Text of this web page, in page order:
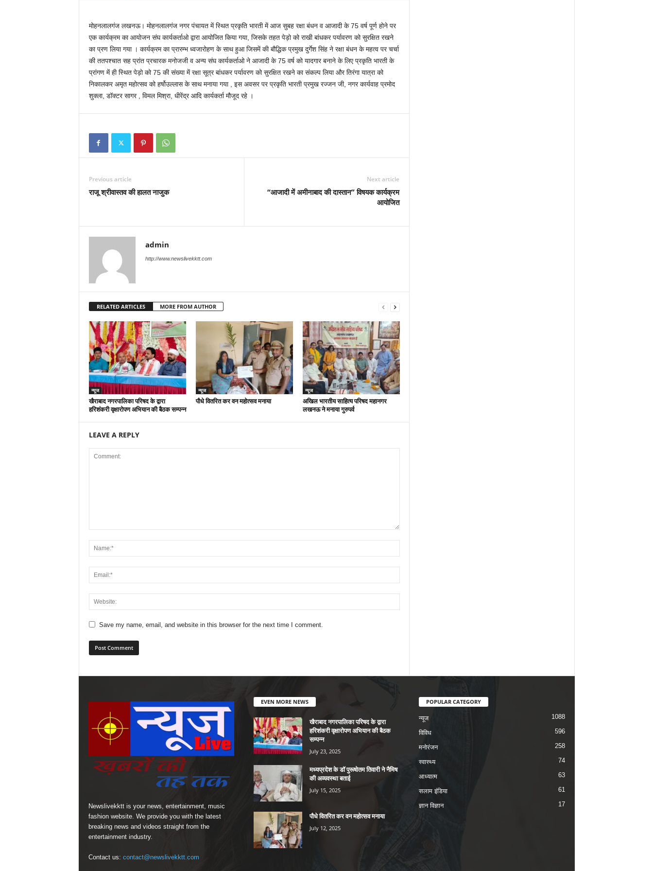
मोहनलालगंज लखनऊ। मोहनलालगंज नगर पंचायत में स्थित प्रकृति भारती में आज सुबह रक्षा बंधन व आजादी के 75 वर्ष पूर्ण होने पर
एक कार्यक्रम का आयोजन संघ कार्यकर्ताओ द्वारा आयोजित किया गया, जिसके तहत पेड़ो को राखी बांधकर पर्यावरण को सुरक्षित रखने
का प्रण लिया गया । कार्यक्रम का प्रारम्भ ध्वजारोहण के साथ हुआ जिसमें की बौद्धिक प्रमुख दुर्गेश सिंह ने रक्षा बंधन के महत्व पर चर्चा
की ततपश्चात सह प्रांत प्रचारक मनोजजी व अन्य संघ कार्यकर्ताओ ने आजादी के 75 वर्ष को यादगार बनाने के लिए प्रकृति भारती के
प्रांगण में ही स्थित पेड़ो को 75 की संख्या में रक्षा सूत्र बांधकर पर्यावरण को सुरक्षित रखने का संकल्प लिया और तिरंगा यात्रा को
निकालकर अमृत महोत्सव को हर्षोउल्लास के साथ मनाया गया , इस अवसर पर प्रकृति भारती प्रमुख रज्जन जी, नगर कार्यवाह प्रमोद
शुक्ला, डॉक्टर सागर , विमल मिश्रा, धीरेंद्र आदि कार्यकर्ता मौजूद रहे ।
Previous article
राजू श्रीवास्तव की हालत नाजुक
Next article
“आजादी में अमीनाबाद की दास्तान” विषयक कार्यक्रम
आयोजित
admin
http://www.newslivekktt.com
RELATED ARTICLES MORE FROM AUTHOR
न्यूज
खैराबाद नगरपालिका परिषद के द्वारा
हरिशंकरी वृक्षारोपण अभियान की बैठक सम्पन्न
न्यूज
पौधे वितरित कर वन महोत्सव मनाया
न्यूज
अखिल भारतीय साहित्य परिषद महानगर
लखनऊ ने मनाया गुरुपर्व
LEAVE A REPLY
Save my name, email, and website in this browser for the next time I comment.
Newslivekktt is your news, entertainment, music
fashion website. We provide you with the latest
breaking news and videos straight from the
entertainment industry.
Contact us: contact@newslivekktt.com
EVEN MORE NEWS
खैराबाद नगरपालिका परिषद के द्वारा
हरिशंकरी वृक्षारोपण अभियान की बैठक
सम्पन्न
July 23, 2025
मध्यप्रदेश के डॉ पुरूषोतम तिवारी ने नैमिष
की अव्यवस्था बताई
July 15, 2025
पौधे वितरित कर वन महोत्सव मनाया
July 12, 2025
POPULAR CATEGORY
न्यूज 1088
विविध 596
मनोरंजन 258
स्वास्थ्य 74
आध्यात्म 63
सलाम इंडिया 61
ज्ञान विज्ञान 17